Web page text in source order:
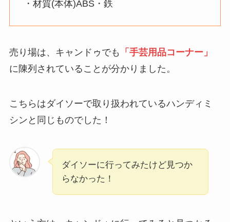
・材質(本体)ABS・鉄
売り場は、キャンドゥでも
「手芸用品コーナー」
に陳列されていることが分かりました。
こちらはダイソーで取り扱われているハンディミ
シンと同じものでした！
ダイソーに行ってみたけど見つか
らなかった！